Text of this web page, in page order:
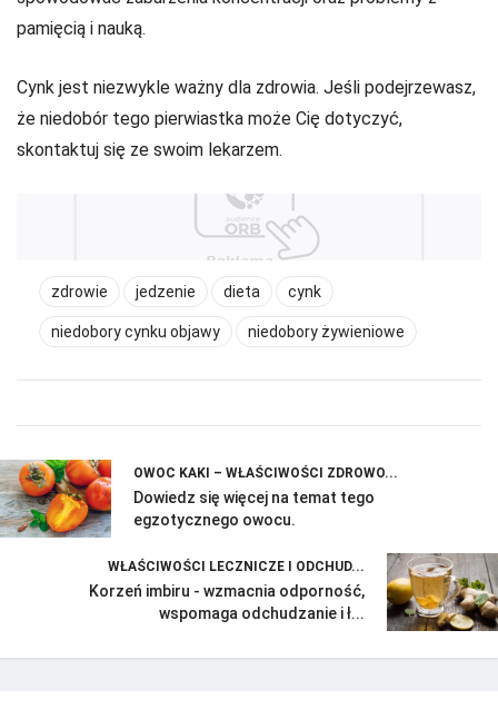
pamięcią i nauką.
Cynk jest niezwykle ważny dla zdrowia. Jeśli podejrzewasz,
że niedobór tego pierwiastka może Cię dotyczyć,
skontaktuj się ze swoim lekarzem.
zdrowie jedzenie dieta cynk
niedobory cynku objawy niedobory żywieniowe
OWOC KAKI – WŁAŚCIWOŚCI ZDROWO...
Dowiedz się więcej na temat tego
egzotycznego owocu.
WŁAŚCIWOŚCI LECZNICZE I ODCHUD...
Korzeń imbiru - wzmacnia odporność,
wspomaga odchudzanie i ł...